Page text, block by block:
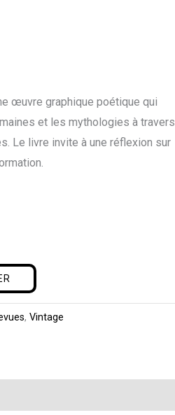
œuvre graphique poétique qui
et les mythologies à travers
Le livre invite à une réflexion sur
,Vintage